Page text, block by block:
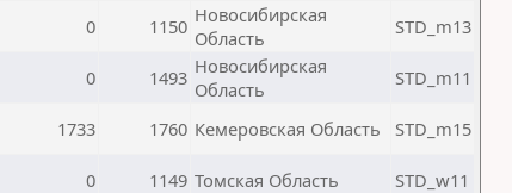
0 1150 Новосибирская
Область
STD_m13
0 1493 Новосибирская
Область
STD_m11
1733 1760 Кемеровская Область STD_m15
0 1149 Томская Область STD_w11